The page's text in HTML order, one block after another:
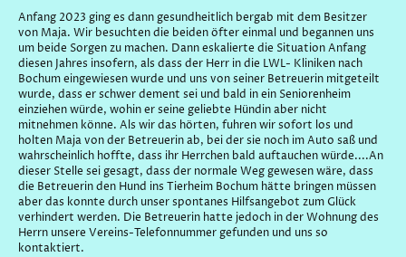
Anfang 2023 ging es dann gesundheitlich bergab mit dem Besitzer
von Maja. Wir besuchten die beiden öfter einmal und begannen uns
um beide Sorgen zu machen. Dann eskalierte die Situation Anfang
diesen Jahres insofern, als dass der Herr in die LWL- Kliniken nach
Bochum eingewiesen wurde und uns von seiner Betreuerin mitgeteilt
wurde, dass er schwer dement sei und bald in ein Seniorenheim
einziehen würde, wohin er seine geliebte Hündin aber nicht
mitnehmen könne. Als wir das hörten, fuhren wir sofort los und
holten Maja von der Betreuerin ab, bei der sie noch im Auto saß und
wahrscheinlich hoffte, dass ihr Herrchen bald auftauchen würde....An
dieser Stelle sei gesagt, dass der normale Weg gewesen wäre, dass
die Betreuerin den Hund ins Tierheim Bochum hätte bringen müssen
aber das konnte durch unser spontanes Hilfsangebot zum Glück
verhindert werden. Die Betreuerin hatte jedoch in der Wohnung des
Herrn unsere Vereins-Telefonnummer gefunden und uns so
kontaktiert.